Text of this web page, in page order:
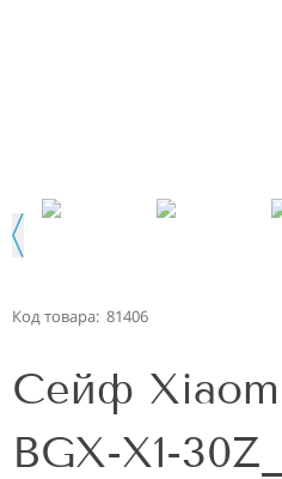
Код товара: 81406
Сейф
BGX-X1-